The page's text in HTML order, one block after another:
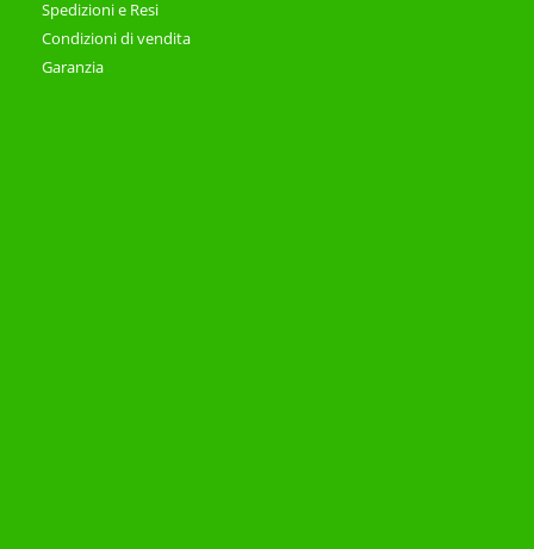
Spedizioni e Resi
Condizioni di vendita
Garanzia